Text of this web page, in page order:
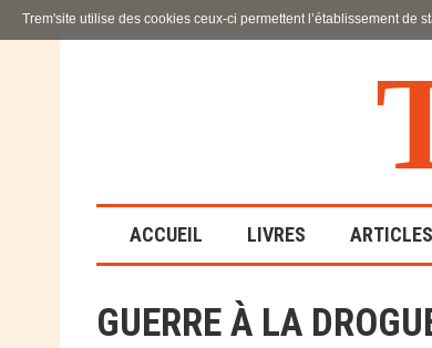
ACCUEIL LIVRES
LA FAMILLE
ARTICLES
GUERRE À LA
Trem'site utilise des cookies ceux-ci permettent l’établissement de